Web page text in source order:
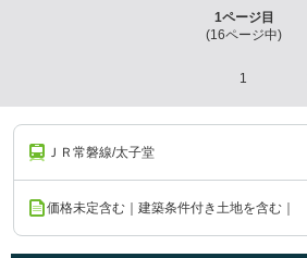
1ページ目
(16ページ中)
1
ＪＲ常磐線/太子堂
価格未定含む｜建築条件付き土地を含む｜